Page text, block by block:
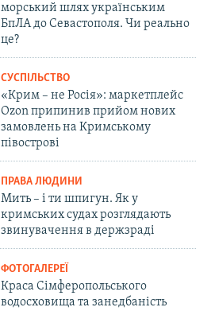
морський шлях українським
БпЛА до Севастополя. Чи реально
це?
СУСПІЛЬСТВО
«Крим – не Росія»: маркетплейс
Ozon припинив прийом нових
замовлень на Кримському
півострові
ПРАВА ЛЮДИНИ
Мить – і ти шпигун. Як у
кримських судах розглядають
звинувачення в держзраді
ФОТОГАЛЕРЕЇ
Краса Сімферопольського
водосховища та занедбаність